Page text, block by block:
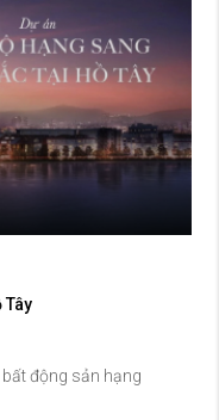
Tây
động sản hạng